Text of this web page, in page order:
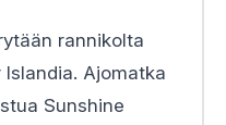
rannikolta
Ajomatka
Sunshine